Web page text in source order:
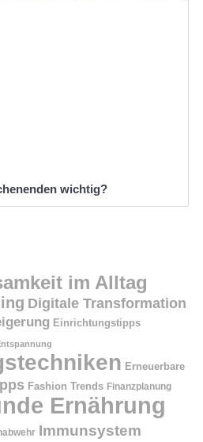
wichtig?
im Alltag
Digitale Transformation
Einrichtungstipps
Erneuerbare
Fashion Trends Finanzplanung
Ernährung
Immunsystem